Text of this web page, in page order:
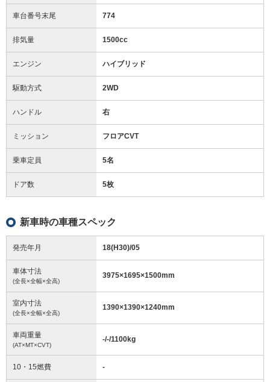
車台番号末尾 774
排気量 1500cc
エンジン ハイブリッド
駆動方式 2WD
ハンドル 右
ミッション フロアCVT
乗車定員 5名
ドア数 5枚
新車時の車種スペック
発売年月 18(H30)/05
車体寸法
(全長×全幅×全高)
3975×1695×1500mm
室内寸法
(全長×全幅×全高)
1390×1390×1240mm
車両重量
(AT×MT×CVT)
-/-/1100kg
10・15燃費 -